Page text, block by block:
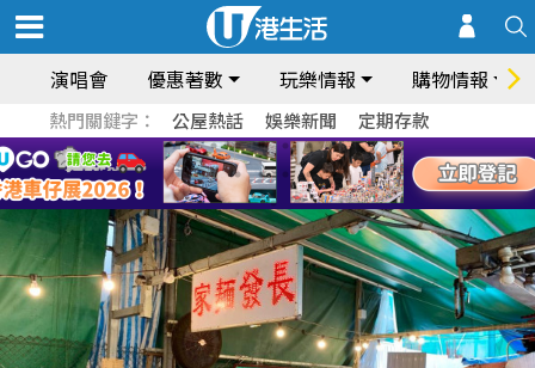
演唱會 優惠著數 玩樂情報 購物情報
熱門關鍵字： 公屋熱話 娛樂新聞 定期存款